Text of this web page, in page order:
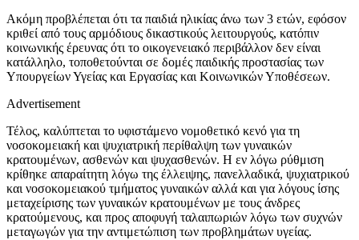
Ακόμη προβλέπεται ότι τα παιδιά ηλικίας άνω των 3 ετών, εφόσον
κριθεί από τους αρμόδιους δικαστικούς λειτουργούς, κατόπιν
κοινωνικής έρευνας ότι το οικογενειακό περιβάλλον δεν είναι
κατάλληλο, τοποθετούνται σε δομές παιδικής προστασίας των
Υπουργείων Υγείας και Εργασίας και Κοινωνικών Υποθέσεων.
Advertisement
Τέλος, καλύπτεται το υφιστάμενο νομοθετικό κενό για τη
νοσοκομειακή και ψυχιατρική περίθαλψη των γυναικών
κρατουμένων, ασθενών και ψυχασθενών. Η εν λόγω ρύθμιση
κρίθηκε απαραίτητη λόγω της έλλειψης, πανελλαδικά, ψυχιατρικού
και νοσοκομειακού τμήματος γυναικών αλλά και για λόγους ίσης
μεταχείρισης των γυναικών κρατουμένων με τους άνδρες
κρατούμενους, και προς αποφυγή ταλαιπωριών λόγω των συχνών
μεταγωγών για την αντιμετώπιση των προβλημάτων υγείας.